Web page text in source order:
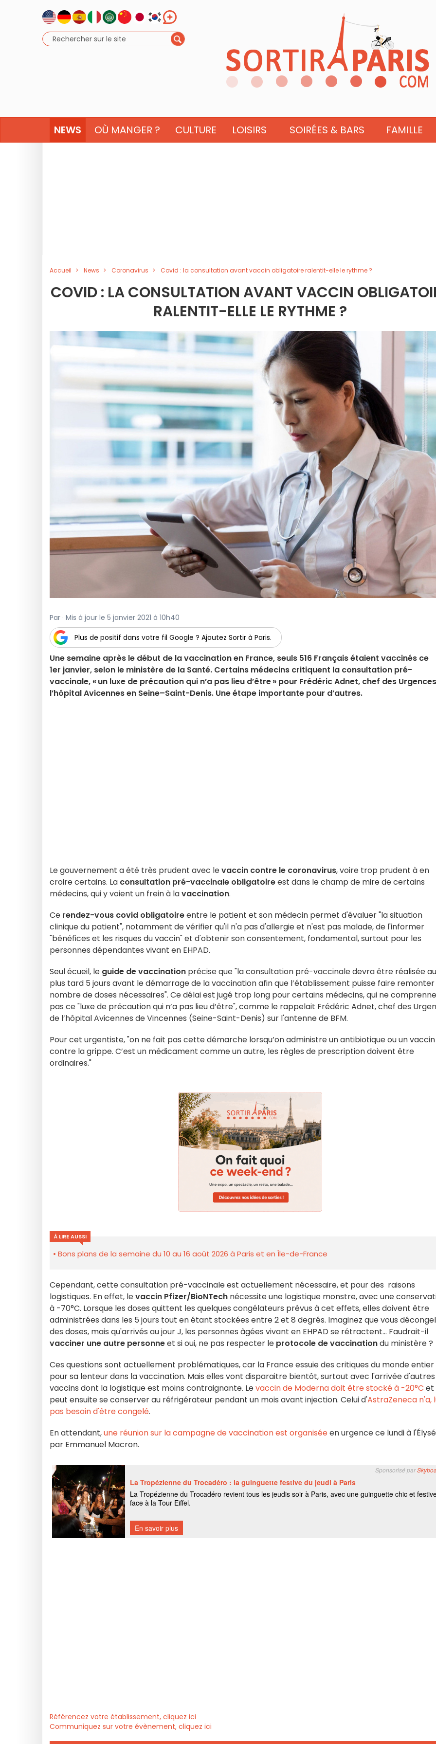
NEWS OÙ MANGER ? CULTURE LOISIRS SOIRÉES & BARS FAMILLE
Accueil News Coronavirus Covid : la consultation avant vaccin obligatoire ralentit-elle le rythme ?
COVID : LA CONSULTATION AVANT VACCIN
RALENTIT-ELLE LE RYTHME ?
Par · Mis à jour le 5 janvier 2021 à 10h40
Plus de positif dans votre fil Google ? Ajoutez Sortir à Paris.
Une semaine après le début de la vaccination en France, seuls 516 Français étaient vaccinés ce
1er janvier, selon le ministère de la Santé. Certains médecins critiquent la consultation pré-
vaccinale, « un luxe de précaution qui n’a pas lieu d’être » pour Frédéric Adnet, chef des
l’hôpital Avicennes en Seine–Saint-Denis. Une étape importante pour d’autres.
Le gouvernement a été très prudent avec levaccin contre le coronavirus, voire trop prudent à en
croire certains. La consultation pré-vaccinale obligatoireest dans le champ de mire de certains
médecins, qui y voient un frein à lavaccination.
Ce rendez-vous covid obligatoireentre le patient et son médecin permet d'évaluer "la situation
clinique du patient", notamment de vérifier qu'il n'a pas d'allergie et n'est pas malade, de l'informer
"bénéfices et les risques du vaccin" et d'obtenir son consentement, fondamental, surtout pour les
personnes dépendantes vivant en EHPAD.
Seul écueil, le guide de vaccination précise que "la consultation pré-vaccinale devra être réalisée au
plus tard 5 jours avant le démarrage de la vaccination afin que l’établissement puisse faire
nombre de doses nécessaires". Ce délai est jugé trop long pour certains médecins, qui ne
pas ce "luxe de précaution qui n’a pas lieu d’être", comme le rappelait Frédéric Adnet, chef des
de l’hôpital Avicennes de Vincennes (Seine-Saint-Denis) sur l'antenne de BFM.
Pour cet urgentiste, "on ne fait pas cette démarche lorsqu’on administre un antibiotique ou un vaccin
contre la grippe. C’est un médicament comme un autre, les règles de prescription doivent être
ordinaires."
À LIRE AUSSI
Bons plans de la semaine du 10 au 16 août 2026 à Paris et en Île-de-France
Cependant, cette consultation pré-vaccinale est actuellement nécessaire, et pour des raisons
logistiques. En effet, levaccin Pfizer/BioNTech nécessite une logistique monstre, avec une
à -70°C. Lorsque les doses quittent les quelques congélateurs prévus à cet effets, elles doivent être
administrées dans les 5 jours tout en étant stockées entre 2 et 8 degrés. Imaginez que vous
des doses, mais qu'arrivés au jour J, les personnes âgées vivant en EHPAD se rétractent... Faudrait-il
vacciner une autre personneet si oui, ne pas respecter le protocole de vaccinationdu ministère ?
Ces questions sont actuellement problématiques, car la France essuie des critiques du monde entier
pour sa lenteur dans la vaccination. Mais elles vont disparaitre bientôt, surtout avec l'arrivée d'autres
vaccins dont la logistique est moins contraignante. Levaccin de Moderna doit être stocké à -20°C et
peut ensuite se conserver au réfrigérateur pendant un mois avant injection. Celui d'AstraZeneca n'a,
pas besoin d'être congelé.
En attendant,une réunion sur la campagne de vaccination est organiséeen urgence ce lundi à
par Emmanuel Macron.
Référencez votre établissement, cliquez ici
Communiquez sur votre évènement, cliquez ici